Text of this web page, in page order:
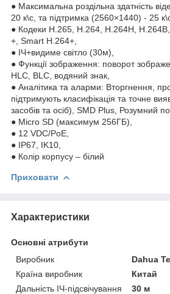
● Максимальна роздільна здатність
20 к\с, та підтримка (2560×1440) - 25
● Кодеки H.265, H.264, H.264H,
+, Smart H.264+,
● ІЧ+видиме світло (30м),
● Функції зображення: поворот
HLC, BLC, водяний знак,
● Аналітика та аларми: Вторгнення,
підтримують класифікація та точне
засобів та осіб), SMD Plus, Розумний
● Micro SD (максимум 256ГБ),
● 12 VDC/PoE,
● IP67, IK10,
● Колір корпусу – білий
Приховати
Характеристики
Основні атрибути
Виробник
Dahua
Країна виробник
Китай
Дальність ІЧ-підсвічування
30 м